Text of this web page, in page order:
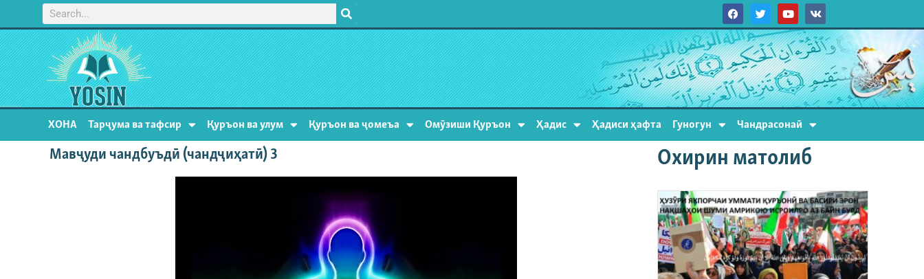
ХОНА Тарҷума ва тафсир Қуръон ва улум Қуръон ва ҷомеъа Омӯзиши Қуръон Ҳадис Ҳадиси ҳафта Гуногун Чандрасонаӣ
Мавҷуди чандбуъдӣ (чандҷиҳатӣ) 3 Охирин матолиб